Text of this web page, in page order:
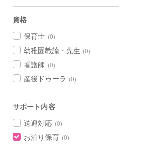
資格
保育士 (0)
幼稚園教諭・先生 (0)
看護師 (0)
産後ドゥーラ (0)
サポート内容
送迎対応 (0)
お泊り保育 (0)